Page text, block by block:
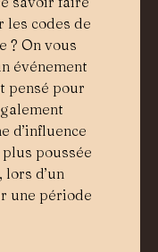
les codes de
? On vous
événement
pensé pour
d’influence
poussée
d’un
une période